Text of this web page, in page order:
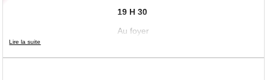
19 H 30
Au foyer
Lire la suite